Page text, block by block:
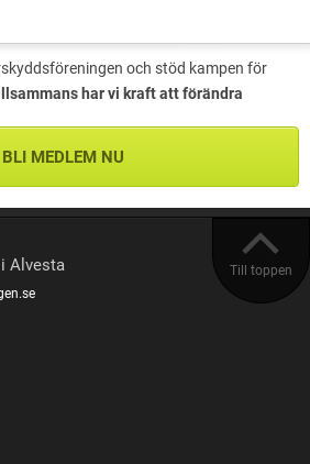
och stöd kampen för
har vi kraft att förändra
BLI MEDLEM NU
Till toppen
Alvesta